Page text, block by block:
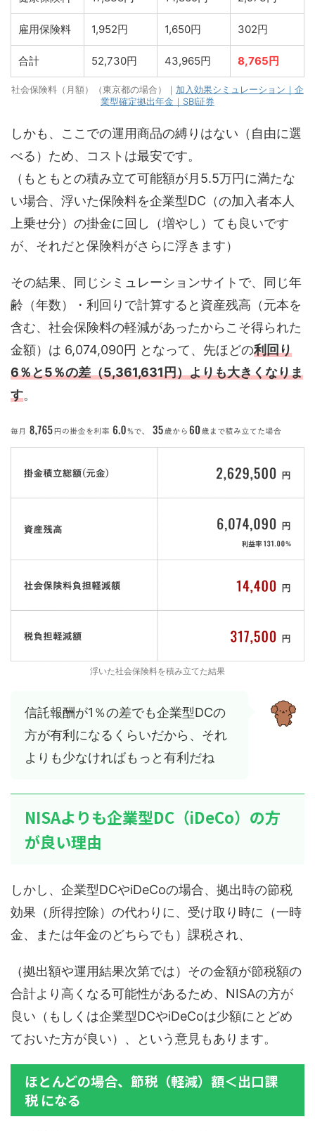
雇用保険料 1,952円 1,650円 302円
合計 52,730円 43,965円 8,765円
社会保険料（月額）（東京都の場合）｜ 加入効果シミュレーション｜企
業型確定拠出年金｜SBI証券
しかも、ここでの運用商品の縛りはない（自由に選
べる）ため、コストは最安です。
（もともとの積み立て可能額が月5.5万円に満たな
い場合、浮いた保険料を企業型DC（の加入者本人
上乗せ分）の掛金に回し（増やし）ても良いです
が、それだと保険料がさらに浮きます）
その結果、同じシミュレーションサイトで、同じ年
齢（年数）・利回りで計算すると資産残高（元本を
含む、社会保険料の軽減があったからこそ得られた
金額）は 6,074,090円 となって、先ほどの利回り
6％と5％の差（5,361,631円）よりも大きくなりま
す。
浮いた社会保険料を積み立てた結果
信託報酬が1％の差でも企業型DCの
方が有利になるくらいだから、それ
よりも少なければもっと有利だね
NISAよりも企業型DC（iDeCo）の方
が良い理由
しかし、企業型DCやiDeCoの場合、拠出時の節税
効果（所得控除）の代わりに、受け取り時に（一時
金、または年金のどちらでも）課税され、
（拠出額や運用結果次第では）その金額が節税額の
合計より高くなる可能性があるため、NISAの方が
良い（もしくは企業型DCやiDeCoは少額にとどめ
ておいた方が良い）、という意見もあります。
ほとんどの場合、節税（軽減）額＜出口課
税 になる